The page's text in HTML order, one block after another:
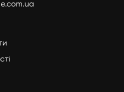
.com.ua